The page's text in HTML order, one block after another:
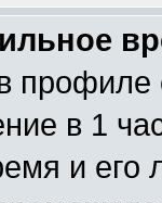
в 1
и его